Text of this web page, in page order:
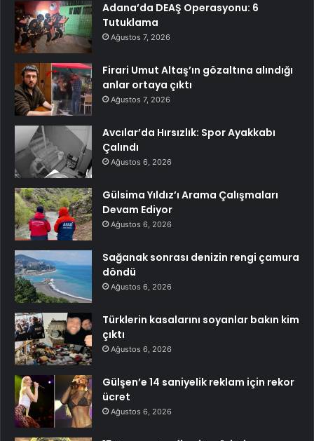
Adana’da DEAŞ Operasyonu: 6
Tutuklama
Ağustos 7, 2026
Firari Umut Altaş’ın gözaltına alındığı
anlar ortaya çıktı
Ağustos 7, 2026
Avcılar’da Hırsızlık: Spor Ayakkabı
Çalındı
Ağustos 6, 2026
Gülsima Yıldız’ı Arama Çalışmaları
Devam Ediyor
Ağustos 6, 2026
Sağanak sonrası denizin rengi çamura
döndü
Ağustos 6, 2026
Türklerin kasalarını soyanlar bakın kim
çıktı
Ağustos 6, 2026
Gülşen’e 14 saniyelik reklam için rekor
ücret
Ağustos 6, 2026